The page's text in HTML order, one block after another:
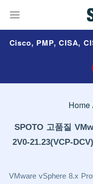
Cisco, PMP, CISA,
Home
SPOTO 고품질
2V0-21.23(VCP-
VMware vSphere 8.x